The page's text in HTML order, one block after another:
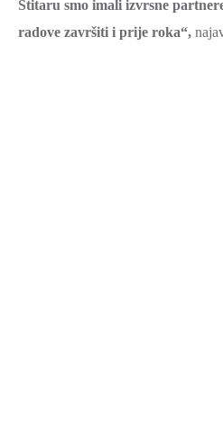
Štitaru smo imali izvrsne
radove završiti i prije roka“,